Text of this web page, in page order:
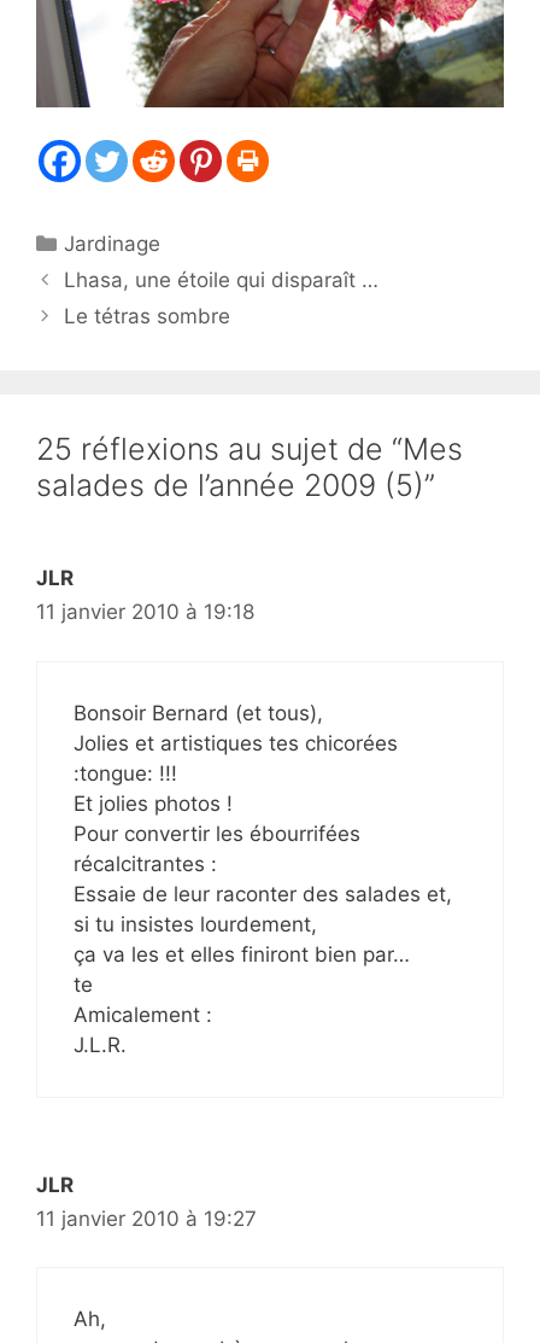
Catégories
Jardinage
Lhasa, une étoile qui disparaît …
Le tétras sombre
25 réflexions au sujet de “Mes
salades de l’année 2009 (5)”
JLR
11 janvier 2010 à 19:18
Bonsoir Bernard (et tous),
Jolies et artistiques tes chicorées
:tongue: !!!
Et jolies photos !
Pour convertir les ébourrifées
récalcitrantes :
Essaie de leur raconter des salades et,
si tu insistes lourdement,
ça va les et elles finiront bien par…
te
Amicalement :
J.L.R.
JLR
11 janvier 2010 à 19:27
Ah,